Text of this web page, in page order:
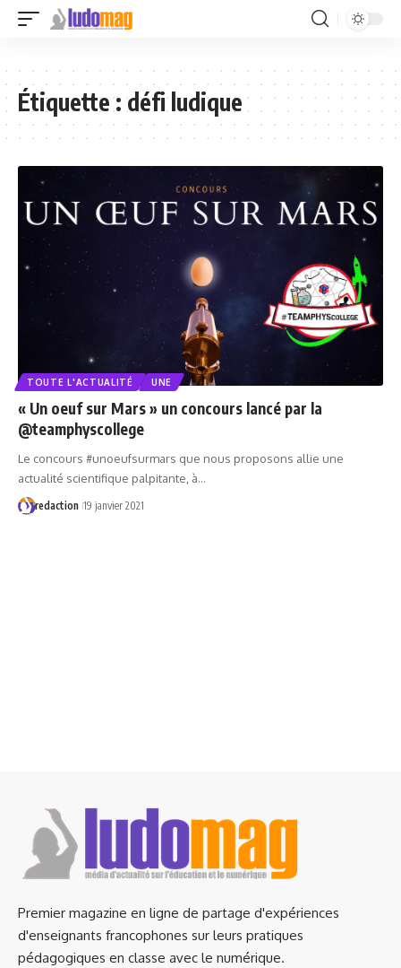
Étiquette :défi ludique
TOUTE L'ACTUALITÉ UNE
« Un oeuf sur Mars » un concours lancé par la
@teamphyscollege
Le concours #unoeufsurmars que nous proposons allie une
actualité scientifique palpitante, à…
redaction 19 janvier 2021
Premier magazine en ligne de partage d'expériences
d'enseignants francophones sur leurs pratiques
pédagogiques en classe avec le numérique.